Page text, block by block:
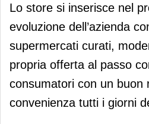
Lo store si inserisce nel
evoluzione dell’azienda
supermercati curati,
propria offerta al passo
consumatori con un buon
convenienza tutti i giorni